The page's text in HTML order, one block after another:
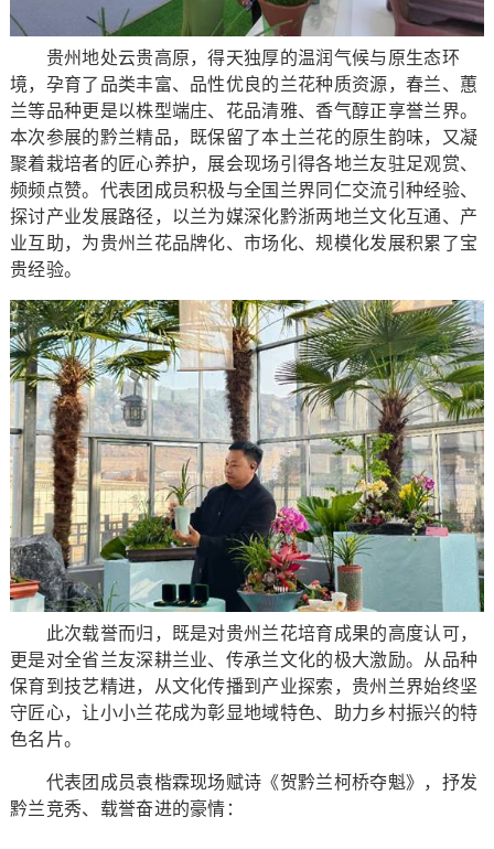
贵州地处云贵高原，得天独厚的温润气候与原生态环
境，孕育了品类丰富、品性优良的兰花种质资源，春兰、蕙
兰等品种更是以株型端庄、花品清雅、香气醇正享誉兰界。
本次参展的黔兰精品，既保留了本土兰花的原生韵味，又凝
聚着栽培者的匠心养护，展会现场引得各地兰友驻足观赏、
频频点赞。代表团成员积极与全国兰界同仁交流引种经验、
探讨产业发展路径，以兰为媒深化黔浙两地兰文化互通、产
业互助，为贵州兰花品牌化、市场化、规模化发展积累了宝
贵经验。
此次载誉而归，既是对贵州兰花培育成果的高度认可，
更是对全省兰友深耕兰业、传承兰文化的极大激励。从品种
保育到技艺精进，从文化传播到产业探索，贵州兰界始终坚
守匠心，让小小兰花成为彰显地域特色、助力乡村振兴的特
色名片。
代表团成员袁楷霖现场赋诗《贺黔兰柯桥夺魁》，抒发
黔兰竞秀、载誉奋进的豪情：